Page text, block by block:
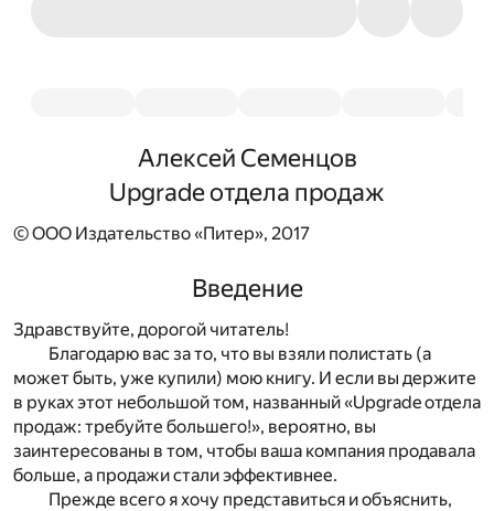
Алексей Семенцов
Upgrade отдела продаж
© ООО Издательство «Питер», 2017
Введение
Здравствуйте, дорогой читатель!
Благодарю вас за то, что вы взяли полистать (а
может быть, уже купили) мою книгу. И если вы держите
в руках этот небольшой том, названный «Upgrade отдела
продаж: требуйте большего!», вероятно, вы
заинтересованы в том, чтобы ваша компания продавала
больше, а продажи стали эффективнее.
Прежде всего я хочу представиться и объяснить,